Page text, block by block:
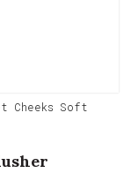
Cheeks Soft